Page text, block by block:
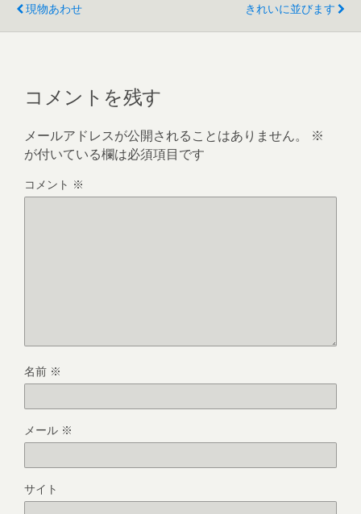
現物あわせ
きれいに並びます
コメントを残す
メールアドレスが公開されることはありません。
※
が付いている欄は必須項目です
コメント ※
名前 ※
メール ※
サイト